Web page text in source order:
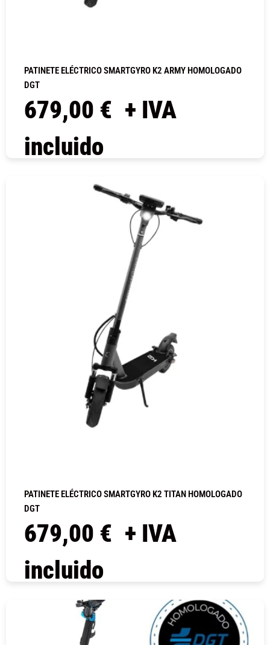
PATINETE ELÉCTRICO SMARTGYRO K2 ARMY HOMOLOGADO
DGT
679,00 € + IVA
incluido
PATINETE ELÉCTRICO SMARTGYRO K2 TITAN HOMOLOGADO
DGT
679,00 € + IVA
incluido